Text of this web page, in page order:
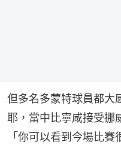
但多名多蒙特球員都大
耶，當中比寧咸接受挪
「你可以看到今場比